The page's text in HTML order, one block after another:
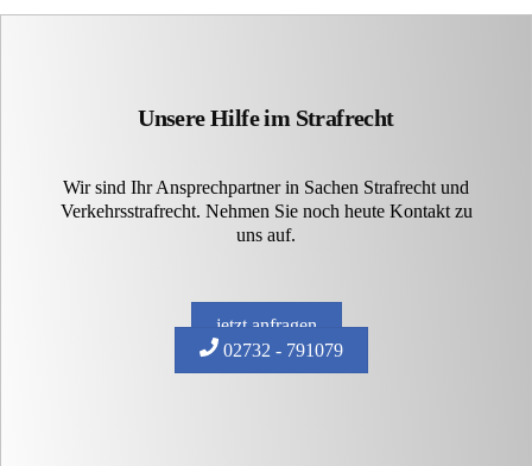
Unsere Hilfe im Strafrecht
Wir sind Ihr Ansprechpartner in Sachen Strafrecht und
Verkehrsstrafrecht. Nehmen Sie noch heute Kontakt zu
uns auf.
jetzt anfragen
02732 - 791079